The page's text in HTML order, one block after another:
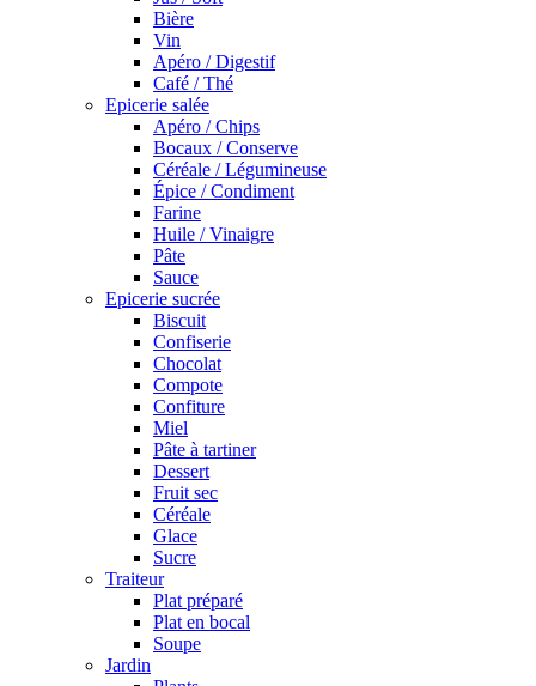
Bière
Vin
Apéro / Digestif
Café / Thé
Epicerie salée
Apéro / Chips
Bocaux / Conserve
Céréale / Légumineuse
Épice / Condiment
Farine
Huile / Vinaigre
Pâte
Sauce
Epicerie sucrée
Biscuit
Confiserie
Chocolat
Compote
Confiture
Miel
Pâte à tartiner
Dessert
Fruit sec
Céréale
Glace
Sucre
Traiteur
Plat préparé
Plat en bocal
Soupe
Jardin